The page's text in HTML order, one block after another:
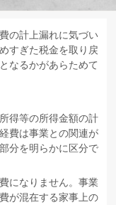
の計上漏れに気づい
すぎた税金を取り戻
なるかがあらためて
得等の所得金額の計
費は事業との関連が
分を明らかに区分で
になりません。事業
が混在する家事上の